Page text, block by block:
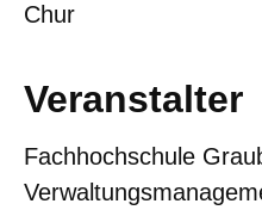
Chur
Veranstalter
Fachhochschule